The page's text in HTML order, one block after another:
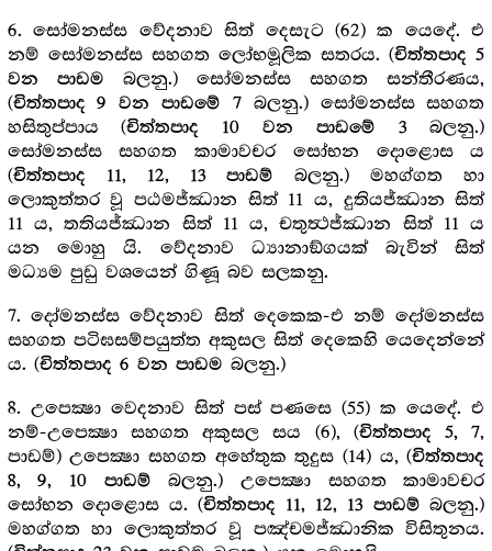
6. සෝමනස්ස වේදනාව සිත් දෙසැට (62) ක යෙදේ. එ
නම් සෝමනස්ස සහගත ලෝභමූලික සතරය. (චිත්තපාද 5
වන පාඩම බලනු.) සෝමනස්ස සහගත සන්තීරණය,
(චිත්තපාද 9 වන පාඩමේ 7බලනු.) සෝමනස්ස සහගත
හසිතුප්පාය (චිත්තපාද 10 වන පාඩමේ 3බලනු.)
සෝමනස්ස සහගත කාමාවචර සෝභන දොළොස ය
(චිත්තපාද 11, 12, 13 පාඩම්
බලනු.) මහග්ගත හා
ලොකුත්තර වූ පඨමජ්ඣාන සිත් 11 ය, දුතියජ්ඣාන සිත්
11 ය, තතියජ්ඣාන සිත් 11 ය, චතුත්‍ථජ්ඣාන සිත් 11 ය
යන මොහු යි. වේදනාව ධ්‍යානාඞ්ගයක් බැවින් සිත්
මධ්‍යම පුඩු වශයෙන් ගිණූ බව සලකනු.
7. දෝමනස්ස වේදනාව සිත් දෙකෙක-එ නම් දෝමනස්ස
සහගත පටිඝසම්පයුත්ත අකුසල සිත් දෙකෙහි යෙදෙන්නේ
ය. (චිත්තපාද 6 වන පාඩම බලනු.)
8. උපෙක්‍ෂා වෙදනාව සිත් පස් පණසෙ (55) ක යෙදේ. එ
නම්-උපෙක්‍ෂා සහගත අකුසල සය (6), (චිත්තපාද 5, 7,
පාඩම්) උපෙක්‍ෂා සහගත අහේතුක තුදුස (14) ය, (චිත්තපාද
8, 9, 10 පාඩම් බලනු.) උපෙක්‍ෂා සහගත කාමාවචර
සෝභන දොළොස ය. (චිත්තපාද 11, 12, 13 පාඩම්බලනු.)
මහග්ගත හා ලොකුත්තර වූ පඤ්චමජ්ඣානික විසිතුනය.